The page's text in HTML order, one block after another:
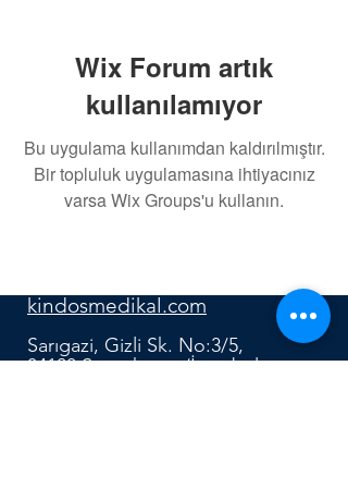
Wix Forum artık
kullanılamıyor
Bu uygulama kullanımdan kaldırılmıştır.
Bir topluluk uygulamasına ihtiyacınız
varsa Wix Groups'u kullanın.
kindosmedikal.com
Sarıgazi, Gizli Sk. No:3/5,
34100 Sancaktepe/İstanbul